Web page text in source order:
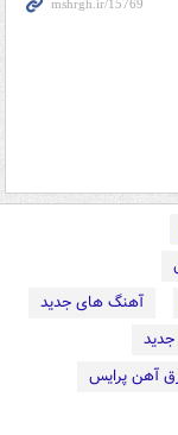
آهنگ های جدید
آهن پرایس